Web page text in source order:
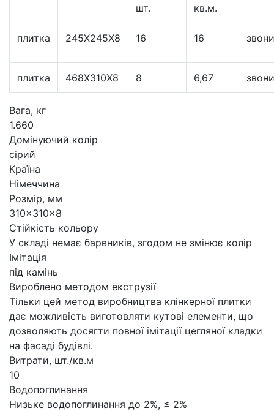
шт.
кв.м.
плитка 245X245X8 16 16
плитка 468Х310Х8 8 6,67
Вага, кг
1.660
Домінуючий колір
сірий
Країна
Німеччина
Розмір, мм
310×310×8
Стійкість кольору
У складі немає барвників, згодом не змінює колір
Імітація
під камінь
Вироблено методом екструзії
Тільки цей метод виробництва клінкерної плитки
дає можливість виготовляти кутові елементи, що
дозволяють досягти повної імітації цегляної кладки
на фасаді будівлі.
Витрати, шт./кв.м
10
Водопоглинання
Низьке водопоглинання до 2%, ≤ 2%